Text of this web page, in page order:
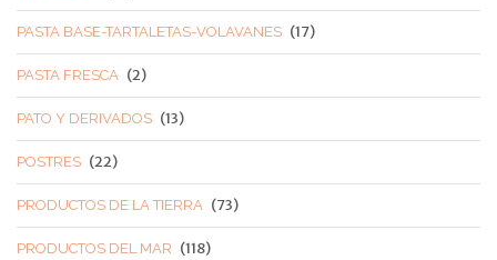
PASTA BASE-TARTALETAS-VOLAVANES (17)
PASTA FRESCA (2)
PATO Y DERIVADOS (13)
POSTRES (22)
PRODUCTOS DE LA TIERRA (73)
PRODUCTOS DEL MAR (118)